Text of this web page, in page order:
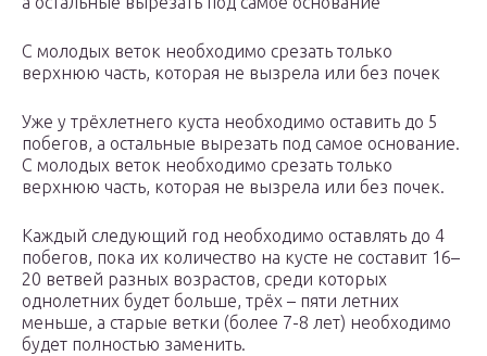
С молодых веток необходимо срезать только
верхнюю часть, которая не вызрела или без почек
Уже у трёхлетнего куста необходимо оставить до 5
побегов, а остальные вырезать под самое основание.
С молодых веток необходимо срезать только
верхнюю часть, которая не вызрела или без почек.
Каждый следующий год необходимо оставлять до 4
побегов, пока их количество на кусте не составит 16–
20 ветвей разных возрастов, среди которых
однолетних будет больше, трёх – пяти летних
меньше, а старые ветки (более 7-8 лет) необходимо
будет полностью заменить.